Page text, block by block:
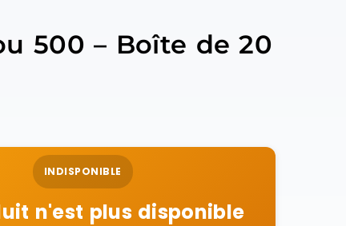
500 – Boîte de 20
INDISPONIBLE
n'est plus disponible